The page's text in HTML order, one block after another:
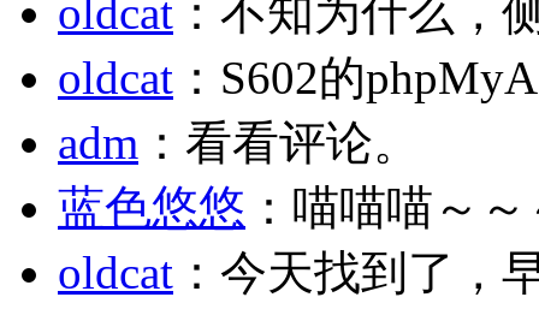
oldcat ：不知为什么，
oldcat ：S602的
adm ：看看评论。
蓝色悠悠 ：喵喵喵～
oldcat ：今天找到了，